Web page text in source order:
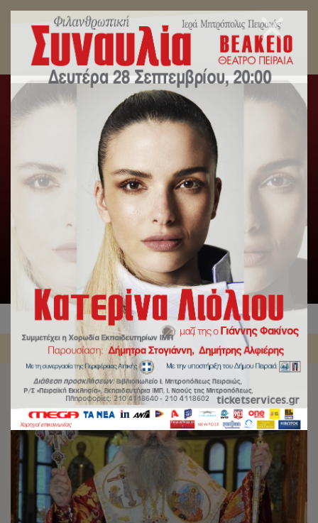
Tags archive: Κυριακή της Ορθοδοξίας
Αρχική / Tag:Κυριακή της Ορθοδοξίας